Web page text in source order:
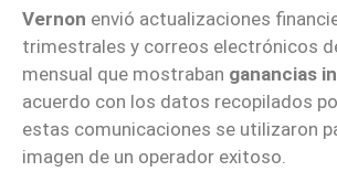
Vernon envió actualizaciones
trimestrales y correos electrónicos
mensual que mostraban ganancias
acuerdo con los datos recopilados
estas comunicaciones se utilizaron
imagen de un operador exitoso.